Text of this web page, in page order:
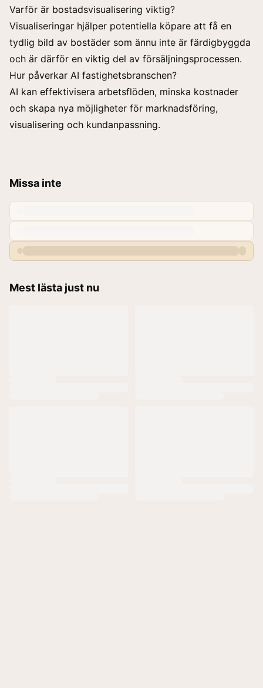
Varför är bostadsvisualisering viktig?
Visualiseringar hjälper potentiella köpare att få en
tydlig bild av bostäder som ännu inte är färdigbyggda
och är därför en viktig del av försäljningsprocessen.
Hur påverkar AI fastighetsbranschen?
AI kan effektivisera arbetsflöden, minska kostnader
och skapa nya möjligheter för marknadsföring,
visualisering och kundanpassning.
Missa inte
Mest lästa just nu